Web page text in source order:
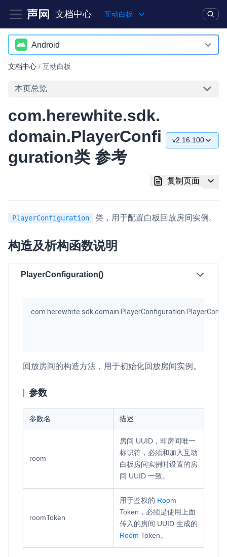
文档中心 互动白板
产品 解决方案
突破传统文字交互模式，与 AI 进行高拟真、自然流畅的实时语
HOT
集成实时通信技术，实现更强的实时音视频互动功能、更大的可
解决方案
即时通讯 IM NEW
一整套高可靠、低时延、高并发、安全、全球化的即时聊天云服
CDN 直播方案
实时互动扩展能力
快速实现实时的语音转写功能
实现智能硬件和微信小程序之间的实时音视频互通
集中展示声网主要产品及服务的综合服务质量及可用性信息
Android
Android
iOS
文档中心 / 互动白板
本页总览
com.herewhite.sdk.
domain.PlayerConfi
guration类 参考
v2.16.100
v2.16.81
v2.16.100
复制页面
PlayerConfiguration 类，用于配置白板回放房间实例。
构造及析构函数说明
PlayerConfiguration()
回放房间的构造方法，用于初始化回放房间实例。
参数
参数名 描述
room
房间 UUID，即房间唯一
标识符，必须和加入互动
白板房间实例时设置的房
间 UUID 一致。
roomToken
用于鉴权的 Room
Token，必须是使用上面
传入的房间 UUID 生成的
Room Token。